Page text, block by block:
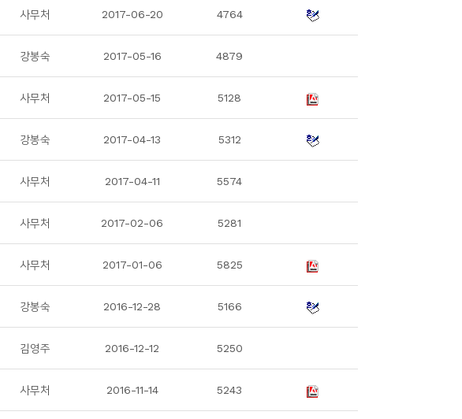
사무처 2017-06-20 4764
강봉숙 2017-05-16 4879
사무처 2017-05-15 5128
강봉숙 2017-04-13 5312
사무처 2017-04-11 5574
사무처 2017-02-06 5281
사무처 2017-01-06 5825
강봉숙 2016-12-28 5166
김영주 2016-12-12 5250
사무처 2016-11-14 5243